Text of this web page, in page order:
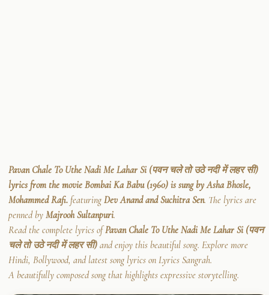
Pavan Chale To Uthe Nadi Me Lahar Si (पवन चले तो उठे नदी में लहर सी)
lyrics from the movie Bombai Ka Babu (1960) is sung by Asha Bhosle,
Mohammed Rafi. featuringDev Anand and Suchitra Sen. The lyrics are
penned by Majrooh Sultanpuri.
Read the complete lyrics ofPavan Chale To Uthe Nadi Me Lahar Si (पवन
चले तो उठे नदी में लहर सी) and enjoy this beautiful song. Explore more
Hindi, Bollywood, and latest song lyrics on Lyrics Sangrah.
A beautifully composed song that highlights expressive storytelling.